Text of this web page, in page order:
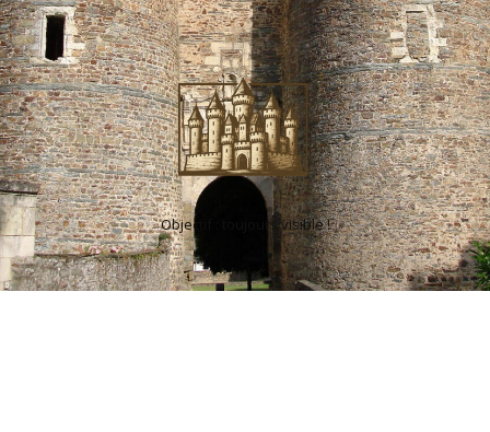
Objectif : toujours visible !